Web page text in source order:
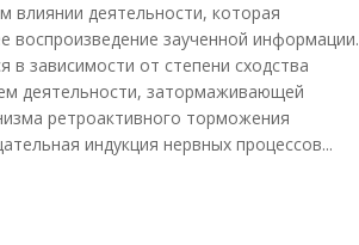
влиянии деятельности, которая
воспроизведение заученной информации.
в зависимости от степени сходства
деятельности, затормаживающей
ретроактивного торможения
индукция нервных процессов...